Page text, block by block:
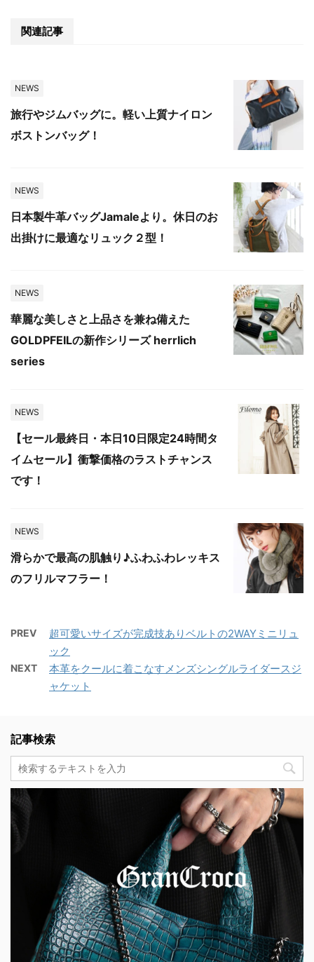
関連記事
NEWS
旅行やジムバッグに。軽い上質ナイロン
ボストンバッグ！
NEWS
日本製牛革バッグJamaleより。休日のお
出掛けに最適なリュック２型！
NEWS
華麗な美しさと上品さを兼ね備えた
GOLDPFEILの新作シリーズ herrlich
series
NEWS
【セール最終日・本日10日限定24時間タ
イムセール】衝撃価格のラストチャンス
です！
NEWS
滑らかで最高の肌触り♪ふわふわレッキス
のフリルマフラー！
PREV
超可愛いサイズが完成技ありベルトの2WAYミニリュ
ック
NEXT
本革をクールに着こなすメンズシングルライダースジ
ャケット
記事検索